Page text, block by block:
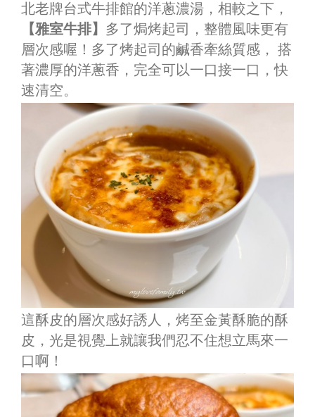
北老牌台式牛排館的洋蔥濃湯，相較之下，
【雅室牛排】 多了焗烤起司，整體風味更有
層次感喔！多了烤起司的鹹香牽絲質感， 搭
著濃厚的洋蔥香，完全可以一口接一口，快
速清空。
這酥皮的層次感好誘人， 烤至金黃酥脆的酥
皮 ，光是視覺上就讓我們忍不住想立馬來一
口啊！